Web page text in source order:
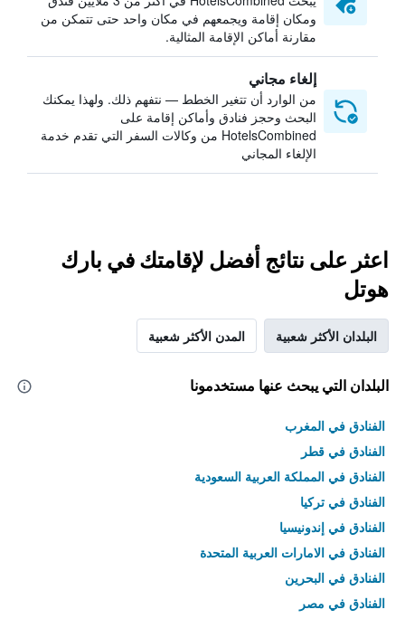
ومكان إقامة ويجمعهم في مكان واحد حتى تتمكن من
مقارنة أماكن الإقامة المثالية.
إلغاء مجاني
من الوارد أن تتغير الخطط — نتفهم ذلك. ولهذا يمكنك
البحث وحجز فنادق وأماكن إقامة على
HotelsCombined من وكالات السفر التي تقدم خدمة
الإلغاء المجاني
اعثر على نتائج أفضل لإقامتك في بارك
هوتل
البلدان الأكثر شعبية المدن الأكثر شعبية
البلدان التي يبحث عنها مستخدمونا
الفنادق في المغرب
الفنادق في قطر
الفنادق في المملكة العربية السعودية
الفنادق في تركيا
الفنادق في إندونيسيا
الفنادق في الامارات العربية المتحدة
الفنادق في البحرين
الفنادق في مصر